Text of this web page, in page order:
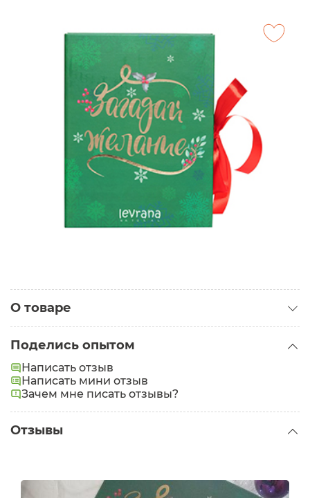
О товаре
Поделись опытом
Написать отзыв
Написать мини отзыв
Зачем мне писать отзывы?
Отзывы